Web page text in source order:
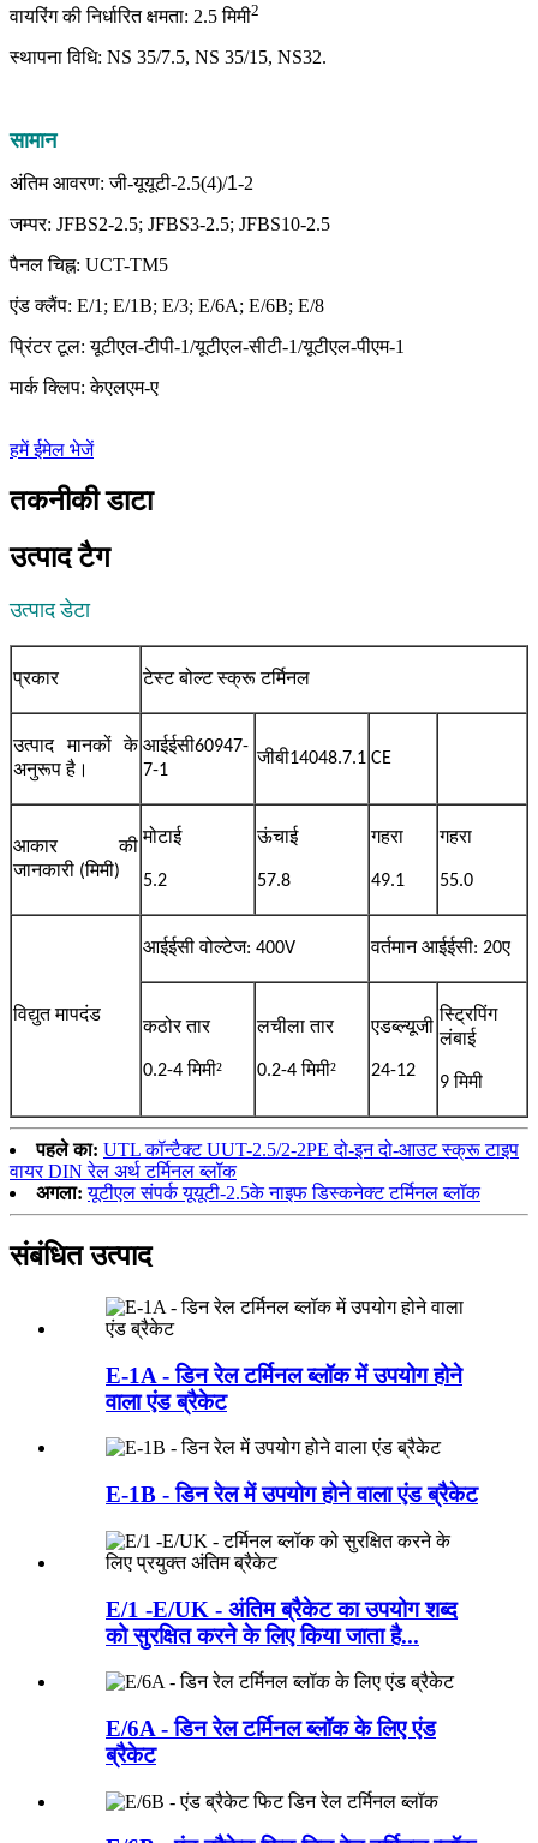
वायरिंग की निर्धारित क्षमता: 2.5 मिमी2
स्थापना विधि: NS 35/7.5, NS 35/15, NS32.
सामान
अंतिम आवरण: जी-यूयूटी-2.5(4)/1-2
जम्पर: JFBS2-2.5; JFBS3-2.5; JFBS10-2.5
पैनल चिह्न: UCT-TM5
एंड क्लैंप: E/1; E/1B; E/3; E/6A; E/6B; E/8
प्रिंटर टूल: यूटीएल-टीपी-1/यूटीएल-सीटी-1/यूटीएल-पीएम-1
मार्क क्लिप: केएलएम-ए
हमें ईमेल भेजें
तकनीकी डाटा
उत्पाद टैग
उत्पाद डेटा
प्रकार टेस्ट बोल्ट स्क्रू टर्मिनल
उत्पाद मानकों के
अनुरूप है।
आईईसी60947-
7-1
जीबी14048.7.1 CE
आकार की
जानकारी (मिमी)
मोटाई
5.2
ऊंचाई
57.8
गहरा
49.1
गहरा
55.0
विद्युत मापदंड
आईईसी वोल्टेज: 400V वर्तमान आईईसी: 20ए
कठोर तार
0.2-4 मिमी²
लचीला तार
0.2-4 मिमी²
एडब्ल्यूजी
24-12
स्ट्रिपिंग
लंबाई
9 मिमी
पहले का: UTL कॉन्टैक्ट UUT-2.5/2-2PE दो-इन दो-आउट स्क्रू टाइप
वायर DIN रेल अर्थ टर्मिनल ब्लॉक
अगला: यूटीएल संपर्क यूयूटी-2.5के नाइफ डिस्कनेक्ट टर्मिनल ब्लॉक
संबंधित उत्पाद
E-1A - डिन रेल टर्मिनल ब्लॉक में उपयोग होने
वाला एंड ब्रैकेट
E-1B - डिन रेल में उपयोग होने वाला एंड ब्रैकेट
E/1 -E/UK - अंतिम ब्रैकेट का उपयोग शब्द
को सुरक्षित करने के लिए किया जाता है...
E/6A - डिन रेल टर्मिनल ब्लॉक के लिए एंड
ब्रैकेट